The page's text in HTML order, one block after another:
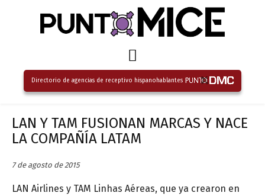
Directorio de agencias de receptivo hispanohablantes
LAN Y TAM FUSIONAN MARCAS Y NACE
LA COMPAÑÍA LATAM
7 de agosto de 2015
LAN Airlines y TAM Linhas Aéreas, que ya crearon en